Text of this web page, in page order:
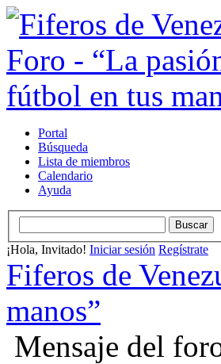
Portal
Búsqueda
Lista de miembros
Calendario
Ayuda
¡Hola, Invitado! Iniciar sesión Regístrate
Fiferos de
manos”
Mensaje del